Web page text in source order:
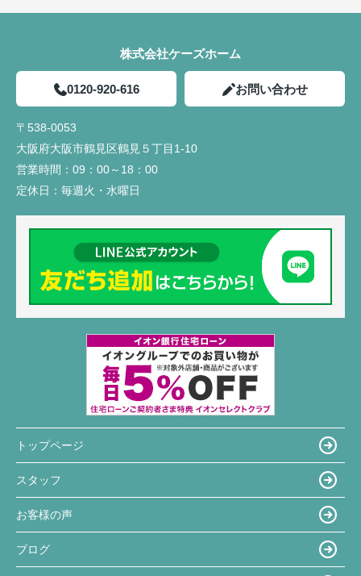
株式会社ケーズホーム
0120-920-616 お問い合わせ
〒538-0053
大阪府大阪市鶴見区鶴見５丁目1-10
営業時間： 09：00～18：00
定休日： 毎週火・水曜日
トップページ
スタッフ
お客様の声
ブログ